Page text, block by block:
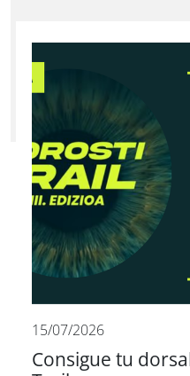
15/07/2026
Consigue tu